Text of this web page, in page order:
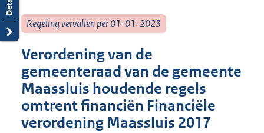
Regeling vervallen per 01-01-2023
Verordening van de
gemeenteraad van de gemeente
Maassluis houdende regels
omtrent financiën Financiële
verordening Maassluis 2017